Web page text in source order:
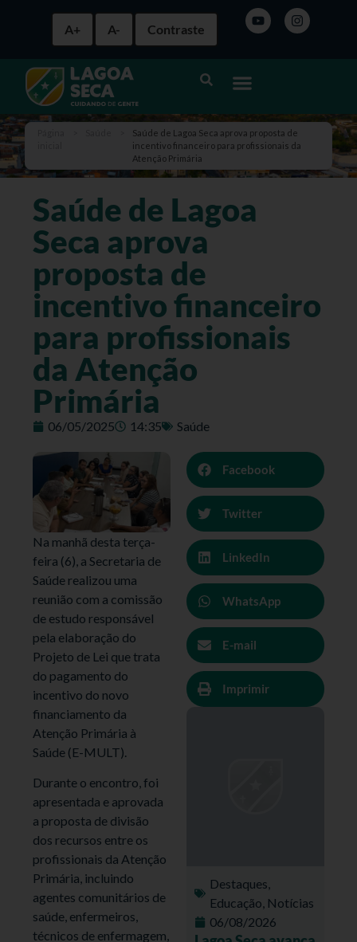
A+ A- Contraste
Saúde de Lagoa Seca aprova proposta de
incentivo financeiro para profissionais da
Atenção Primária
Saúde de Lagoa
Seca aprova
proposta de
incentivo financeiro
para profissionais
da Atenção
Primária
06/05/2025 14:35 Saúde
Na manhã desta terça-
feira (6), a Secretaria de
Saúde realizou uma
reunião com a comissão
de estudo responsável
pela elaboração do
Projeto de Lei que trata
do pagamento do
incentivo do novo
financiamento da
Atenção Primária à
Saúde (E-MULT).
Durante o encontro, foi
apresentada e aprovada
a proposta de divisão
dos recursos entre os
profissionais da Atenção
Primária, incluindo
agentes comunitários de
saúde, enfermeiros,
técnicos de enfermagem,
Facebook
Twitter
LinkedIn
WhatsApp
E-mail
Imprimir
Destaques,
Educação, Notícias
06/08/2026